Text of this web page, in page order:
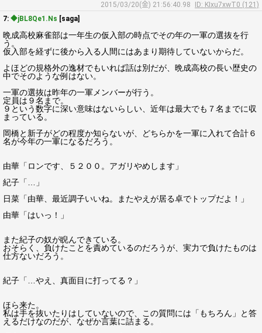
2015/03/20(金) 21:56:40.98
ID: KIxu7xwT0 (121)
7: ◆jBL8Qe1.Ns [saga]
晩成高校麻雀部は一年生の仮入部の時点でその年の一軍の選抜を行
う。
仮入部を経ずに後から入る人間にはあまり期待していないからだ。
よほどの規格外の逸材でもいれば話は別だが、晩成高校の長い歴史の
中でそのような例はない。
一軍の選抜は昨年の一軍メンバーが行う。
定員は９名まで。
９という数字に深い意味はないらしい、近年は最大でも７名までに収
まっている。
岡橋と新子がどの程度か知らないが、どちらかを一軍に入れて合計６
名が今年の一軍になるだろう。
由華「ロンです、５２００。アガリやめします」
紀子「…」
日菜「由華、最近調子いいね。またやえが居る卓でトップだよ！」
由華「はいっ！」
また紀子の奴が睨んできている。
おそらく、負けたことを責めているのだろうが、実力で負けたものは
仕方ないだろう。
紀子「…やえ、真面目に打ってる？」
ほら来た。
私は手を抜いたりはしていないので、この質問には「もちろん」と答
えるだけなのだが、なぜか言葉に詰まる。